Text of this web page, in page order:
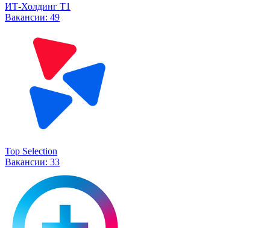
ИТ-Холдинг Т1
Вакансии: 49
Top Selection
Вакансии: 33